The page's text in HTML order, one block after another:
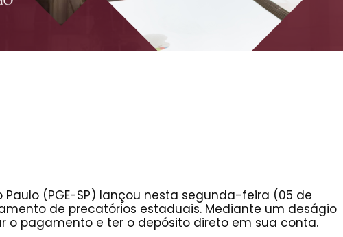
Paulo (PGE-SP) lançou nesta segunda-feira (05 de
de precatórios estaduais. Mediante um deságio
o pagamento e ter o depósito direto em sua conta.